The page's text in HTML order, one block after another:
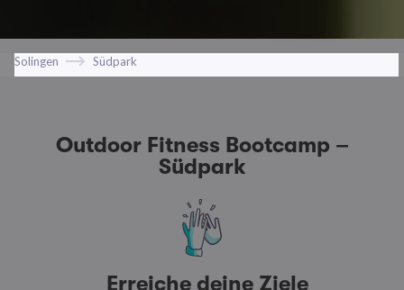
Solingen Südpark
Outdoor Fitness Bootcamp –
Südpark
Erreiche deine Ziele